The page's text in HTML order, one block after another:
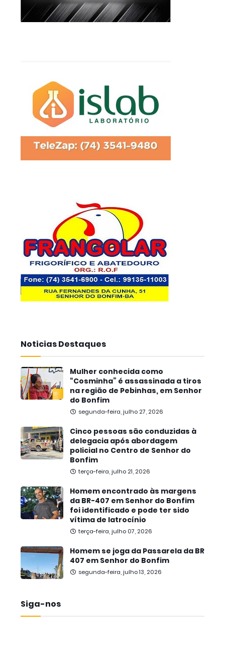
Noticias Destaques
Mulher conhecida como
“Cosminha” é assassinada a tiros
na região de Pebinhas, em Senhor
do Bonfim
segunda-feira, julho 27, 2026
Cinco pessoas são conduzidas à
delegacia após abordagem
policial no Centro de Senhor do
Bonfim
terça-feira, julho 21, 2026
Homem encontrado às margens
da BR-407 em Senhor do Bonfim
foi identificado e pode ter sido
vítima de latrocínio
terça-feira, julho 07, 2026
Homem se joga da Passarela da BR
407 em Senhor do Bonfim
segunda-feira, julho 13, 2026
Siga-nos